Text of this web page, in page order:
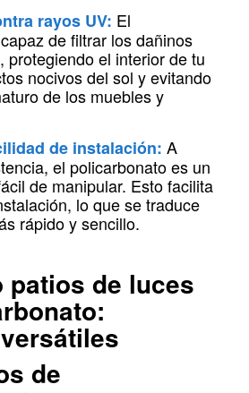
rayos UV: El
de filtrar los dañinos
protegiendo el interior de tu
nocivos del sol y evitando
de los muebles y
de instalación: A
el policarbonato es un
de manipular. Esto facilita
lo que se traduce
rápido y sencillo.
patios de luces
de